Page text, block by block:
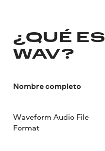
¿QUÉ ES
WAV?
Nombre completo
Waveform Audio File
Format